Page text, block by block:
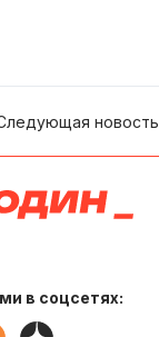
новость
в соцсетях: